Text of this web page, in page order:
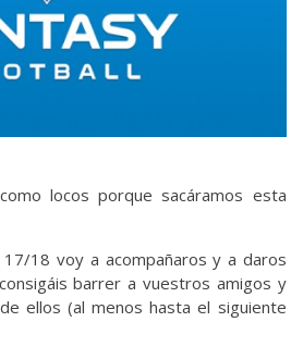
locos porque sacáramos esta
18 voy a acompañaros y a daros
barrer a vuestros amigos y
ellos (al menos hasta el siguiente